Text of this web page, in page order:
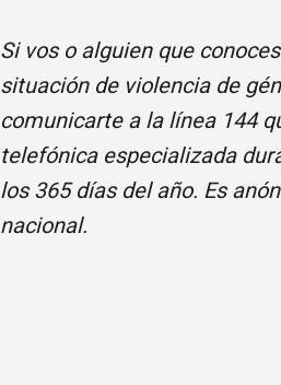
Si vos o alguien que
situación de violencia de
comunicarte a la línea 144
telefónica especializada
los 365 días del año. Es
nacional.